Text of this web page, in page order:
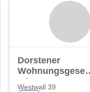
Dorstener
mbH
Westwall 39